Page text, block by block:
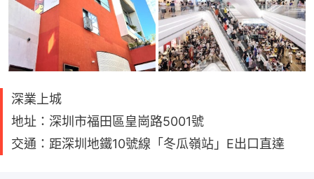
深業上城
地址：深圳市福田區皇崗路5001號
交通：距深圳地鐵10號線「冬瓜嶺站」E出口直達